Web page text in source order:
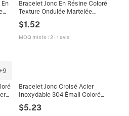
Bracelet Jonc En Résine Coloré
Texture Ondulée Martelée
Irrégulière Paillettes Scintillantes
Bijoux En Acrylique Pour Femmes
$1.52
MOQ mixte: 2· 1 avis
9
Bracelet Jonc Croisé Acier
Inoxydable 304 Émail Coloré
Femmes
$5.23